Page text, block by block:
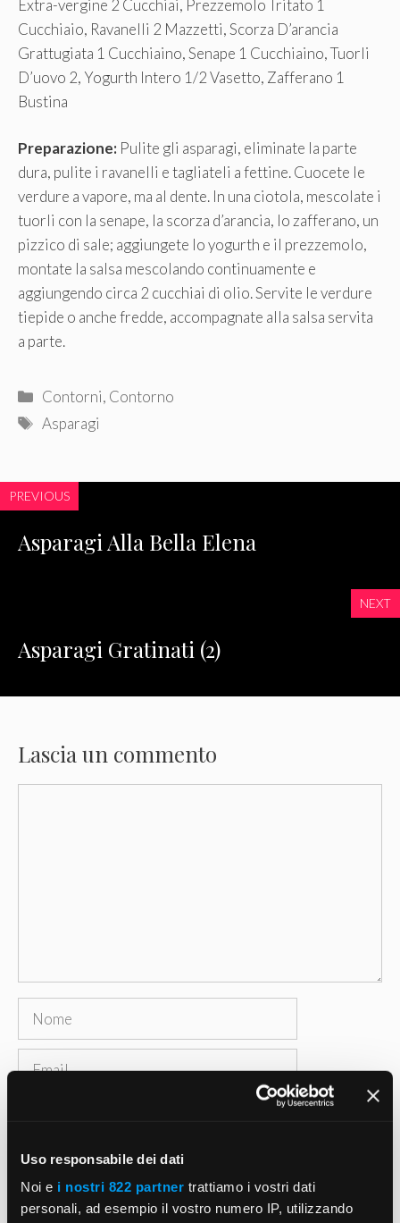
Uso responsabile dei dati
Noi e i nostri 822 partner trattiamo i vostri dati
personali, ad esempio il vostro numero IP, utilizzando
Extra-vergine 2 Cucchiai, Prezzemolo Tritato 1
Cucchiaio, Ravanelli 2 Mazzetti, Scorza D’arancia
Grattugiata 1 Cucchiaino, Senape 1 Cucchiaino, Tuorli
D’uovo 2, Yogurth Intero 1/2 Vasetto, Zafferano 1
Bustina
Preparazione: Pulite gli asparagi, eliminate la parte
dura, pulite i ravanelli e tagliateli a fettine. Cuocete le
verdure a vapore, ma al dente. In una ciotola, mescolate i
tuorli con la senape, la scorza d’arancia, lo zafferano, un
pizzico di sale; aggiungete lo yogurth e il prezzemolo,
montate la salsa mescolando continuamente e
aggiungendo circa 2 cucchiai di olio. Servite le verdure
tiepide o anche fredde, accompagnate alla salsa servita
a parte.
Categorie
Contorni, Contorno
Tag
Asparagi
PREVIOUS
Asparagi Alla Bella Elena
NEXT
Asparagi Gratinati (2)
Lascia un commento
Nome
Email
Salva il mio nome, email e sito web in questo
browser per la prossima volta che commento.